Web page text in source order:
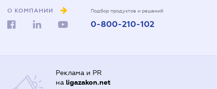
О КОМПАНИИ Подбор продуктов и решений
0-800-210-102
Реклама и PR
на ligazakon.net